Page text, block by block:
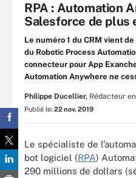
RPA : Automation
Salesforce de plus
Le numéro 1 du CRM vient
du Robotic Process
connecteur pour App
Automation Anywhere ne
Philippe Ducellier, Rédacteur
Publié le: 22 nov. 2019
Le spécialiste de
bot logiciel (RPA)
290 millions de dollars